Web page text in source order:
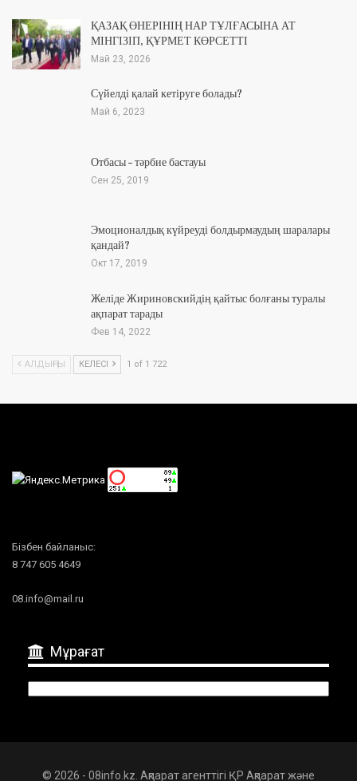
ҚАЗАҚ ӨНЕРІНІҢ НАР ТҰЛҒАСЫНА АТ
МІНГІЗІП, ҚҰРМЕТ КӨРСЕТТІ
Май 23, 2026
Сүйелді қалай кетіруге болады?
Май 6, 2023
Отбасы – тәрбие бастауы
Сен 25, 2019
Эмоционалдық күйреуді болдырмаудың шаралары
қандай?
Окт 17, 2019
Желіде Жириновскийдің қайтыс болғаны туралы
ақпарат тарады
Фев 14, 2022
АЛДЫҢҒЫ КЕЛЕСІ 1 of 1 722
Бізбен байланыс:
8 747 605 4649
08.info@mail.ru
Мұрағат
© 2026 - 08info.kz. Ақпарат агенттігі ҚР Ақпарат және